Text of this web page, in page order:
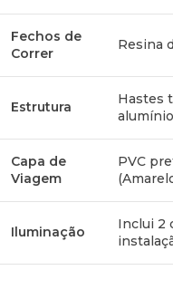
Fechos de
Correr
Resina
Estrutura
Hastes
alumínio
Capa de
Viagem
PVC
Iluminação
Inclui 2